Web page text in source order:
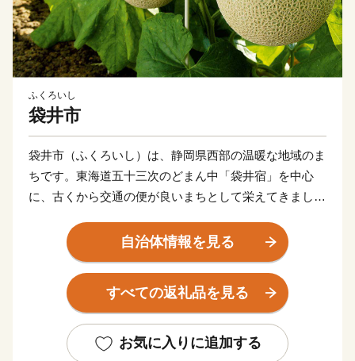
ふくろいし
袋井市
袋井市（ふくろいし）は、静岡県西部の温暖な地域のま
ちです。東海道五十三次のどまん中「袋井宿」を中心
に、古くから交通の便が良いまちとして栄えてきまし
ロン」や風味豊かな緑茶の産地としても有名です。豊か
な自然と古い歴史に恵まれた袋井市。「活力と創造で
未来を先取る 日本一健康文化都市 ふくろい」の挑戦
へのご声援をよろしくお願いします。
自治体情報を見る
すべての返礼品を見る
お気に入りに追加する